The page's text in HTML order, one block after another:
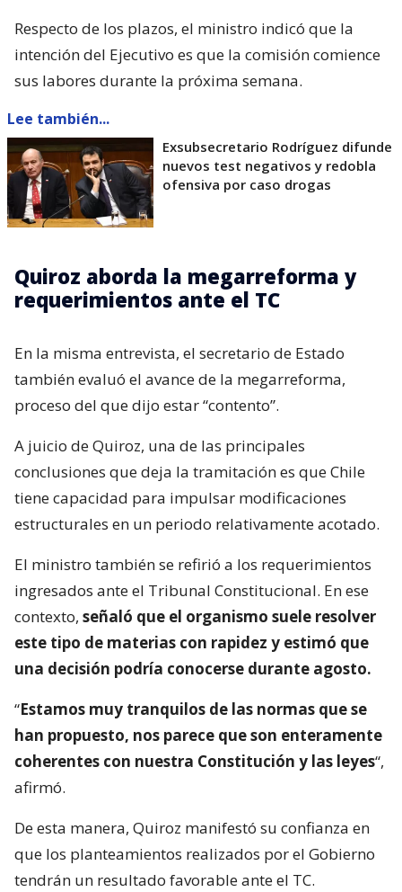
Respecto de los plazos, el ministro indicó que la
intención del Ejecutivo es que la comisión comience
sus labores durante la próxima semana.
Lee también...
Exsubsecretario Rodríguez difunde
nuevos test negativos y redobla
ofensiva por caso drogas
Quiroz aborda la megarreforma y
requerimientos ante el TC
En la misma entrevista, el secretario de Estado
también evaluó el avance de la megarreforma,
proceso del que dijo estar “contento”.
A juicio de Quiroz, una de las principales
conclusiones que deja la tramitación es que Chile
tiene capacidad para impulsar modificaciones
estructurales en un periodo relativamente acotado.
El ministro también se refirió a los requerimientos
ingresados ante el Tribunal Constitucional. En ese
contexto, señaló que el organismo suele resolver
este tipo de materias con rapidez y estimó que
una decisión podría conocerse durante agosto.
“Estamos muy tranquilos de las normas que se
han propuesto, nos parece que son enteramente
coherentes con nuestra Constitución y las leyes“,
afirmó.
De esta manera, Quiroz manifestó su confianza en
que los planteamientos realizados por el Gobierno
tendrán un resultado favorable ante el TC.